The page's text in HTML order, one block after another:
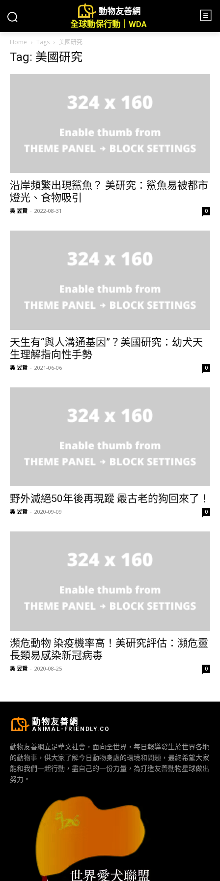
動物友善網
全球動保行動｜WDA
Home Tags 美國研究
Tag: 美國研究
沿岸頻繁出現鯊魚？ 美研究：鯊魚易被都市
燈光、食物吸引
吳 昱賢 - 2022-08-31 0
天生有“與人溝通基因”？美國研究：幼犬天
生理解指向性手勢
吳 昱賢 - 2021-06-06 0
野外滅絕50年後再現蹤 最古老的狗回來了！
吳 昱賢 - 2020-09-09 0
瀕危動物 染疫機率高！美研究評估：瀕危靈
長類易感染新冠病毒
吳 昱賢 - 2020-08-25 0
動物友善網
ANIMAL-FRIENDLY.CO
動物友善網立足華文社會，面向全世界，每日報導發生於世界各地
的動物事，供大家了解今日動物身處的環境和問題，最終希望大家
能和我們一起行動，盡自己的一份力量，為打造友善動物星球做出
努力。